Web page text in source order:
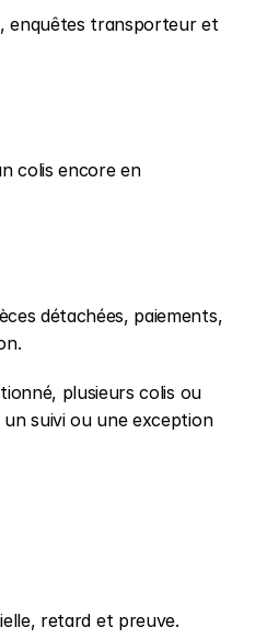
enquêtes transporteur et
colis encore en
détachées, paiements,
plusieurs colis ou
suivi ou une exception
retard et preuve.